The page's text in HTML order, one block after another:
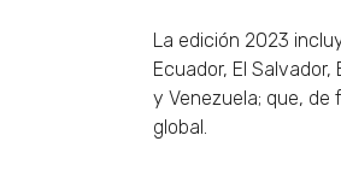
La edición 2023
Ecuador, El
y Venezuela; que, de
global.